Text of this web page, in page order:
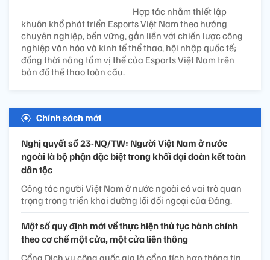
Hợp tác nhằm thiết lập
khuôn khổ phát triển Esports Việt Nam theo hướng
chuyên nghiệp, bền vững, gắn liền với chiến lược công
nghiệp văn hóa và kinh tế thể thao, hội nhập quốc tế;
đồng thời nâng tầm vị thế của Esports Việt Nam trên
bản đồ thể thao toàn cầu.
Chính sách mới
Nghị quyết số 23-NQ/TW: Người Việt Nam ở nước
ngoài là bộ phận đặc biệt trong khối đại đoàn kết toàn
dân tộc
Công tác người Việt Nam ở nước ngoài có vai trò quan
trọng trong triển khai đường lối đối ngoại của Đảng.
Một số quy định mới về thực hiện thủ tục hành chính
theo cơ chế một cửa, một cửa liên thông